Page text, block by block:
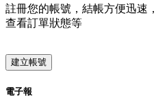
註冊您的帳號，結帳方便迅速
查看訂單狀態等
建立帳號
電子報